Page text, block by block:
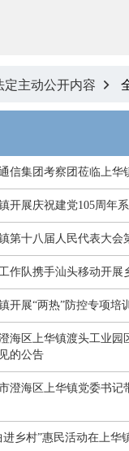
定主动公开内容 
信集团考察团莅临上华
开展庆祝建党105周年
第十八届人民代表大会
作队携手汕头移动开展
开展“两热”防控专项培训
海区上华镇渡头工业园
的公告
澄海区上华镇党委书记
进乡村”惠民活动在上华